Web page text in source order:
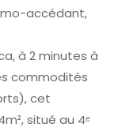
accédant,
à 2 minutes à
commodités
cet
situé au 4ᵉ